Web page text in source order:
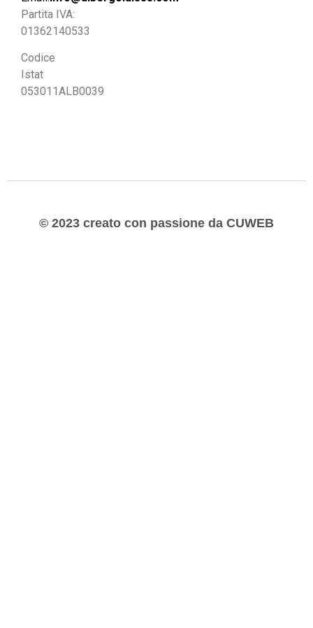
Partita IVA:
01362140533
Codice
Istat
053011ALB0039
© 2023 creato con passione da CUWEB